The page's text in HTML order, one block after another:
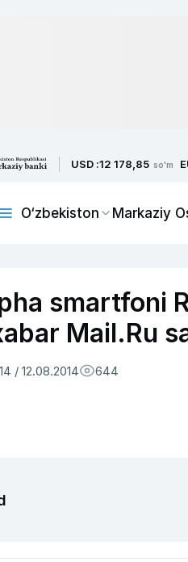
USD :12 178,85 so'm
O‘zbekiston Markaziy
smartfoni
Mail.Ru
/ 12.08.2014 644